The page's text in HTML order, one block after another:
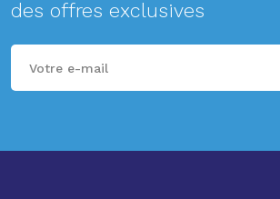
des offres exclusives